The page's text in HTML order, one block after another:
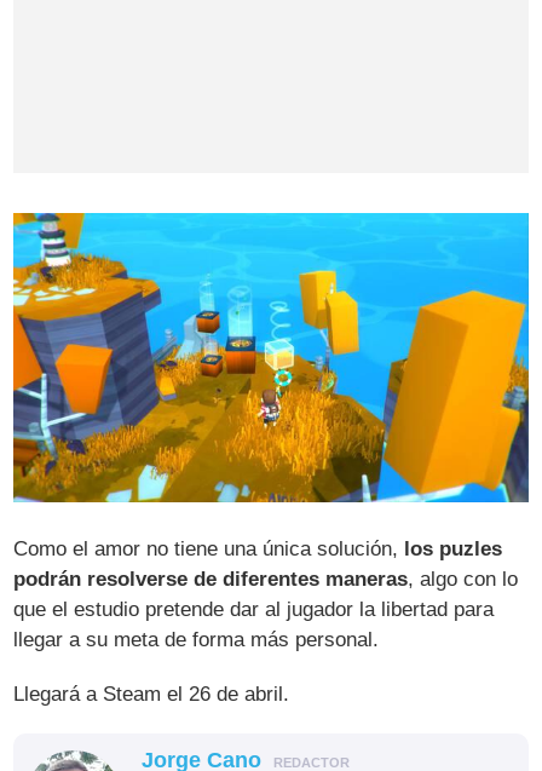
Como el amor no tiene una única solución, los puzles
podrán resolverse de diferentes maneras, algo con lo
que el estudio pretende dar al jugador la libertad para
llegar a su meta de forma más personal.
Llegará a Steam el 26 de abril.
Jorge Cano REDACTOR